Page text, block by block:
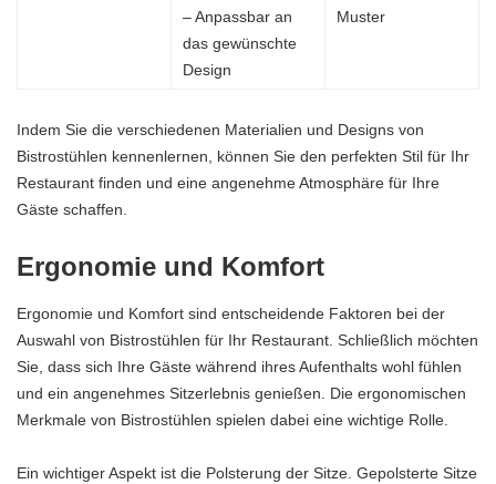
– Anpassbar an
das gewünschte
Design
Muster
Indem Sie die verschiedenen Materialien und Designs von
Bistrostühlen kennenlernen, können Sie den perfekten Stil für Ihr
Restaurant finden und eine angenehme Atmosphäre für Ihre
Gäste schaffen.
Ergonomie und Komfort
Ergonomie und Komfort sind entscheidende Faktoren bei der
Auswahl von Bistrostühlen für Ihr Restaurant. Schließlich möchten
Sie, dass sich Ihre Gäste während ihres Aufenthalts wohl fühlen
und ein angenehmes Sitzerlebnis genießen. Die ergonomischen
Merkmale von Bistrostühlen spielen dabei eine wichtige Rolle.
Ein wichtiger Aspekt ist die Polsterung der Sitze. Gepolsterte Sitze